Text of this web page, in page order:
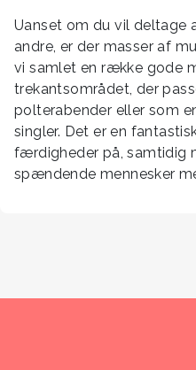
Uanset om du vil deltage
andre, er der masser af
vi samlet en række gode
trekantsområdet, der
polterabender eller som
singler. Det er en
færdigheder på, samtidig
spændende mennesker